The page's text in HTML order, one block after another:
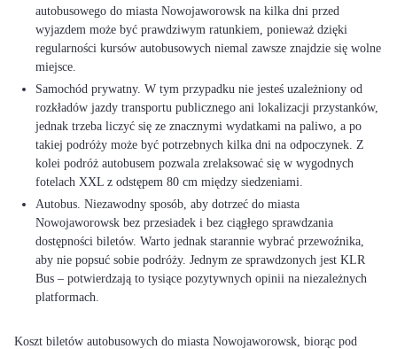
autobusowego do miasta Nowojaworowsk na kilka dni przed
wyjazdem może być prawdziwym ratunkiem, ponieważ dzięki
regularności kursów autobusowych niemal zawsze znajdzie się wolne
miejsce.
Samochód prywatny. W tym przypadku nie jesteś uzależniony od
rozkładów jazdy transportu publicznego ani lokalizacji przystanków,
jednak trzeba liczyć się ze znacznymi wydatkami na paliwo, a po
takiej podróży może być potrzebnych kilka dni na odpoczynek. Z
kolei podróż autobusem pozwala zrelaksować się w wygodnych
fotelach XXL z odstępem 80 cm między siedzeniami.
Autobus. Niezawodny sposób, aby dotrzeć do miasta
Nowojaworowsk bez przesiadek i bez ciągłego sprawdzania
dostępności biletów. Warto jednak starannie wybrać przewoźnika,
aby nie popsuć sobie podróży. Jednym ze sprawdzonych jest KLR
Bus – potwierdzają to tysiące pozytywnych opinii na niezależnych
platformach.
Koszt biletów autobusowych do miasta Nowojaworowsk, biorąc pod